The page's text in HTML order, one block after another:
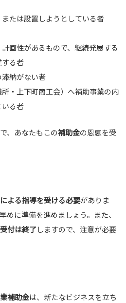
たは設置しようとしている者
画性があるもので、継続発展する
する者
納がない者
・上下町商工会）へ補助事業の内
る者
、あなたもこの補助金の恩恵を受
よる指導を受ける必要がありま
めに準備を進めましょう。また、
付は終了しますので、注意が必要
補助金は、新たなビジネスを立ち